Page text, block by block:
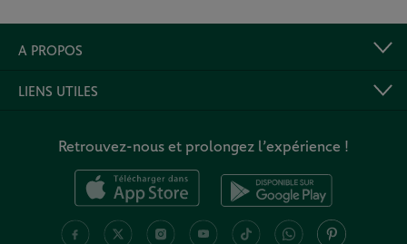
A PROPOS
LIENS UTILES
Retrouvez-nous et prolongez l’expérience !